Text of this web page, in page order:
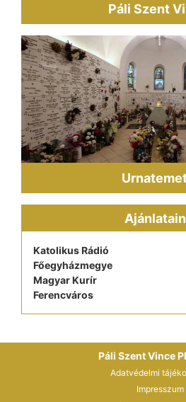
Páli Szent
Katolikus Rádió
Főegyházmegye
Magyar Kurír
Ferencváros
Páli Szent Vince
Adatvédelmi
Impresszum